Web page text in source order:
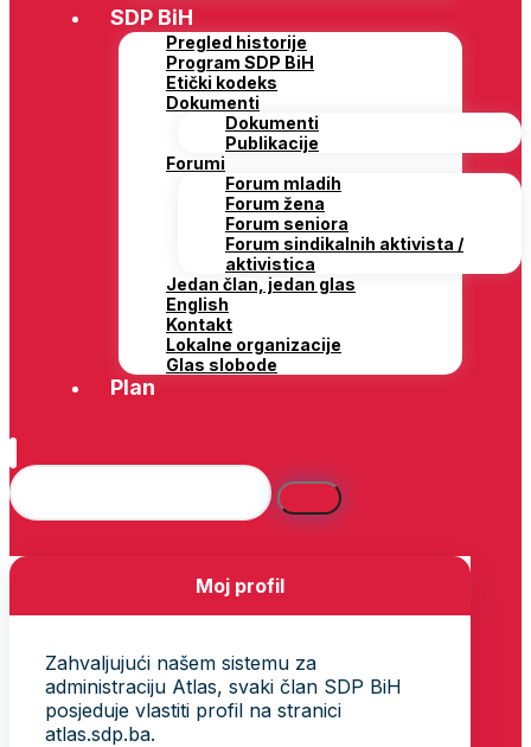
SDP BiH
Pregled historije
Program SDP BiH
Etički kodeks
Dokumenti
Dokumenti
Publikacije
Forumi
Forum mladih
Forum žena
Forum seniora
Forum sindikalnih aktivista /
aktivistica
Jedan član, jedan glas
English
Kontakt
Lokalne organizacije
Glas slobode
Plan
Moj profil
Zahvaljujući našem sistemu za
administraciju Atlas, svaki član SDP BiH
posjeduje vlastiti profil na stranici
atlas.sdp.ba.